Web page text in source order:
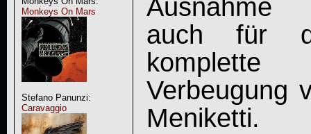
Monkeys On Mars
Stefano Panunzi:
Caravaggio
Ausnahme
auch für
Verbeugung
Meniketti.